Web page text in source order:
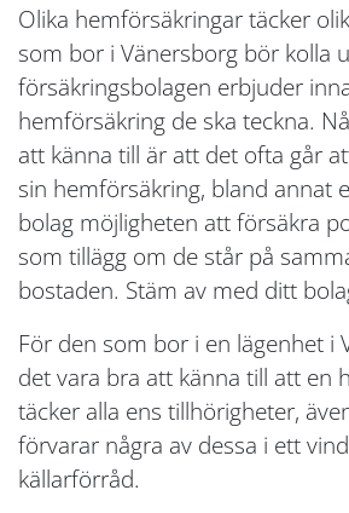
Olika hemförsäkringar täcker
som bor i Vänersborg bör kolla
försäkringsbolagen erbjuder
hemförsäkring de ska teckna.
att känna till är att det ofta går
sin hemförsäkring, bland annat
bolag möjligheten att försäkra
som tillägg om de står på
bostaden. Stäm av med ditt
För den som bor i en lägenhet i
det vara bra att känna till att en
täcker alla ens tillhörigheter,
förvarar några av dessa i ett
källarförråd.